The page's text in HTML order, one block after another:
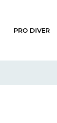
PRO DIVER